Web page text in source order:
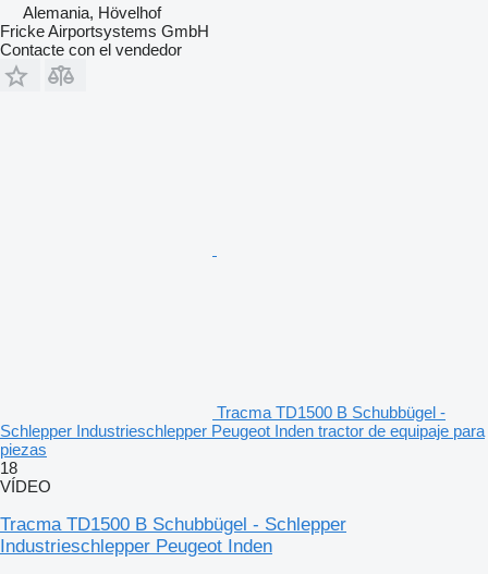
Alemania, Hövelhof
Fricke Airportsystems GmbH
Contacte con el vendedor
Tracma TD1500 B Schubbügel -
Schlepper Industrieschlepper Peugeot Inden tractor de equipaje para
piezas
18
VÍDEO
Tracma TD1500 B Schubbügel - Schlepper
Industrieschlepper Peugeot Inden